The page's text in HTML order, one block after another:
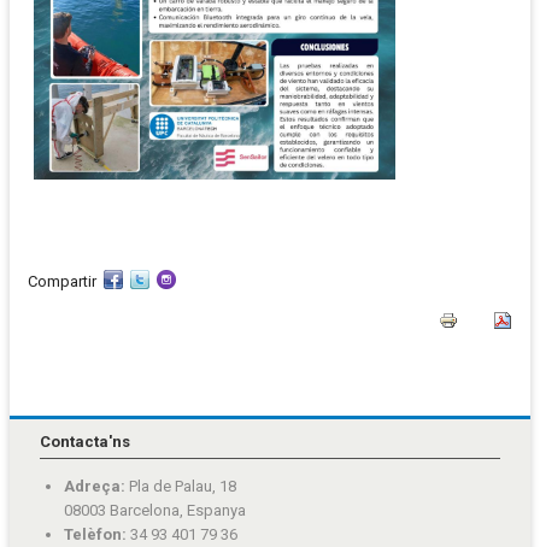
Compartir
Contacta'ns
Adreça: Pla de Palau, 18
08003 Barcelona, Espanya
Telèfon: 34 93 401 79 36